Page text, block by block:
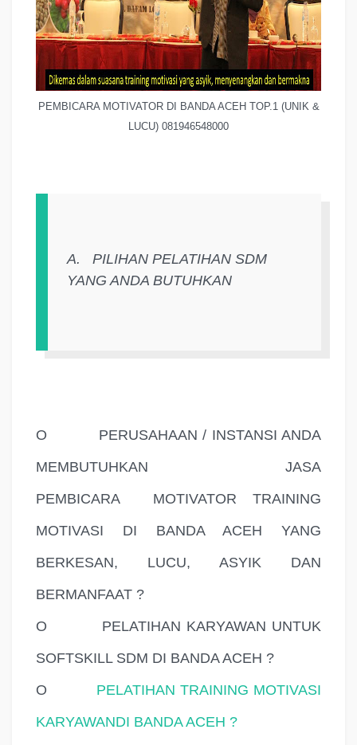
PEMBICARA MOTIVATOR DI BANDA ACEH TOP.1 (UNIK &
LUCU) 081946548000
A.
PILIHAN PELATIHAN SDM
YANG ANDA BUTUHKAN
O
PERUSAHAAN / INSTANSI ANDA
MEMBUTUHKAN JASA
PEMBICARA
MOTIVATOR TRAINING
MOTIVASI DI BANDA ACEH YANG
BERKESAN, LUCU, ASYIK DAN
BERMANFAAT ?
O
PELATIHAN KARYAWAN UNTUK
SOFTSKILL SDM DI BANDA ACEH ?
O
PELATIHAN TRAINING MOTIVASI
KARYAWANDI BANDA ACEH ?